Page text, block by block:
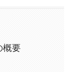
概要